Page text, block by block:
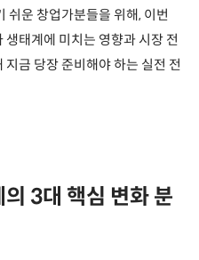
쉬운 창업가분들을 위해, 이번
태계에 미치는 영향과 시장 전
금 당장 준비해야 하는 실전 전
3대 핵심 변화 분